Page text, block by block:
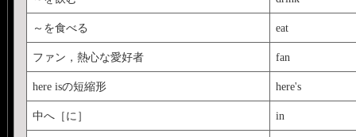
～を食べる eat
ファン，熱心な愛好者 fan
here isの短縮形 here's
中へ［に］ in